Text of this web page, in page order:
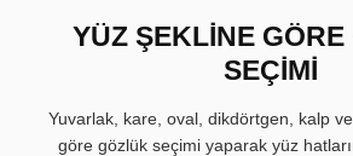
YÜZ ŞEKLİNE
SEÇİMİ
Yuvarlak, kare, oval, dikdörtgen, kalp
göre gözlük seçimi yaparak yüz